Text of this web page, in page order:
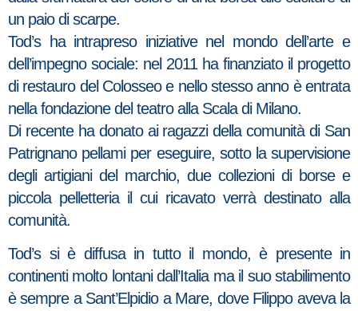
un paio di scarpe.
Tod’s ha intrapreso iniziative nel mondo dell’arte e
dell’impegno sociale: nel 2011 ha finanziato il progetto
di restauro del Colosseo e nello stesso anno è entrata
nella fondazione del teatro alla Scala di Milano.
Di recente ha donato ai ragazzi della comunità di San
Patrignano pellami per eseguire, sotto la supervisione
degli artigiani del marchio, due collezioni di borse e
piccola pelletteria il cui ricavato verrà destinato alla
comunità.
Tod’s si è diffusa in tutto il mondo, è presente in
continenti molto lontani dall’Italia ma il suo stabilimento
è sempre a Sant’Elpidio a Mare, dove Filippo aveva la